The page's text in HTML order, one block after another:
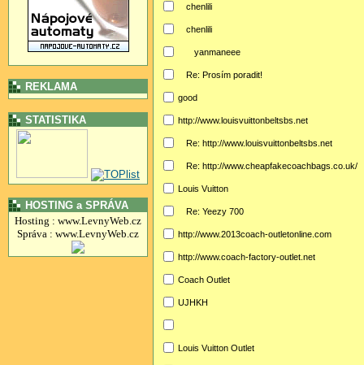
REKLAMA
STATISTIKA
HOSTING a SPRÁVA
Hosting : www.LevnyWeb.cz
Správa : www.LevnyWeb.cz
chenlili
chenlili
yanmaneee
Re: Prosím poradit!
good
http://www.louisvuittonbeltsbs.net
Re: http://www.louisvuittonbeltsbs.net
Re: http://www.cheapfakecoachbags.co.uk/
Louis Vuitton
Re: Yeezy 700
http://www.2013coach-outletonline.com
http://www.coach-factory-outlet.net
Coach Outlet
UJHKH
Louis Vuitton Outlet